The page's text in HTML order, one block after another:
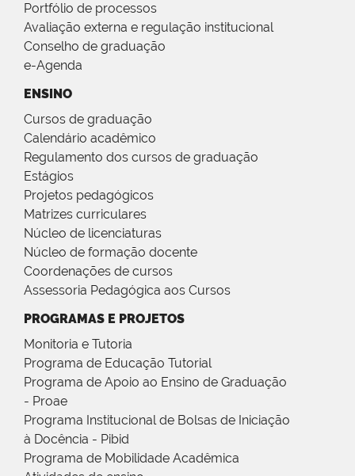
Portfólio de processos
Avaliação externa e regulação institucional
Conselho de graduação
e-Agenda
ENSINO
Cursos de graduação
Calendário acadêmico
Regulamento dos cursos de graduação
Estágios
Projetos pedagógicos
Matrizes curriculares
Núcleo de licenciaturas
Núcleo de formação docente
Coordenações de cursos
Assessoria Pedagógica aos Cursos
PROGRAMAS E PROJETOS
Monitoria e Tutoria
Programa de Educação Tutorial
Programa de Apoio ao Ensino de Graduação
- Proae
Programa Institucional de Bolsas de Iniciação
à Docência - Pibid
Programa de Mobilidade Acadêmica